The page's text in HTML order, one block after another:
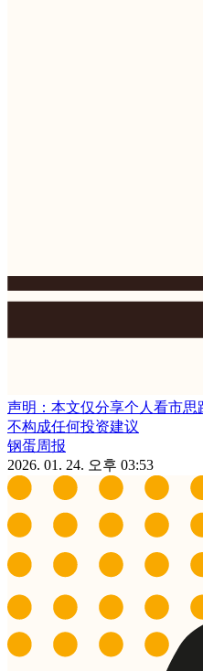
声明：本文仅分享个人看市思
不构成任何投资建议
钢蛋周报
2026. 01. 24. 오후 03:53